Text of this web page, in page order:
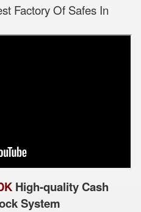
Factory Of Safes In
High-quality Cash
System